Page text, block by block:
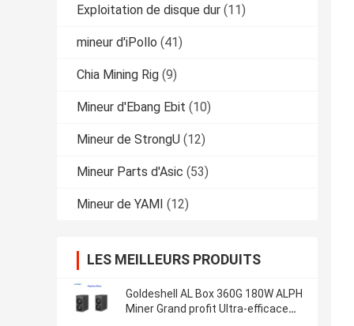
Exploitation de disque dur (11)
mineur d'iPollo (41)
Chia Mining Rig (9)
Mineur d'Ebang Ebit (10)
Mineur de StrongU (12)
Mineur Parts d'Asic (53)
Mineur de YAMI (12)
LES MEILLEURS PRODUITS
Goldeshell AL Box 360G 180W ALPH
Miner Grand profit Ultra-efficace